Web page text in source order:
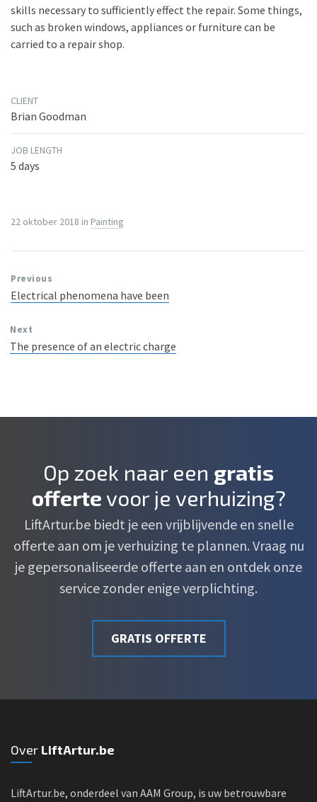
skills necessary to sufficiently effect the repair. Some things,
such as broken windows, appliances or furniture can be
carried to a repair shop.
CLIENT
Brian Goodman
JOB LENGTH
5 days
22 oktober 2018 in Painting
Previous
Electrical phenomena have been
Next
The presence of an electric charge
Op zoek naar een gratis
offertevoor je verhuizing?
LiftArtur.be biedt je een vrijblijvende en snelle
offerte aan om je verhuizing te plannen. Vraag nu
je gepersonaliseerde offerte aan en ontdek onze
service zonder enige verplichting.
GRATIS OFFERTE
Over LiftArtur.be
LiftArtur.be, onderdeel van AAM Group, is uw betrouwbare